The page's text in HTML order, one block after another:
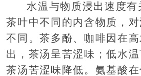
水温与物质浸出速度有
茶叶中不同的内含物质，
不同。茶多酚、咖啡因在
出，茶汤呈苦涩味；低水温
茶汤苦涩味降低。氨基酸